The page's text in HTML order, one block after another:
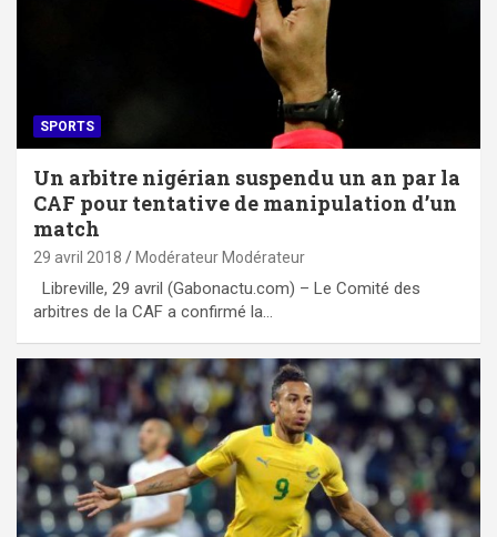
SPORTS
Un arbitre nigérian suspendu un an par la
CAF pour tentative de manipulation d’un
match
29 avril 2018 Modérateur Modérateur
Libreville, 29 avril (Gabonactu.com) – Le Comité des
arbitres de la CAF a confirmé la…